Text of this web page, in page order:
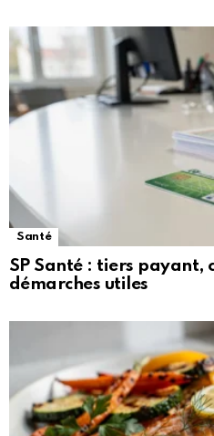
Santé
SP Santé : tiers payant,
démarches utiles